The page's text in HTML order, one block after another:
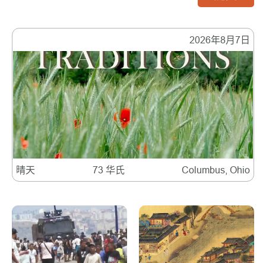
2026年8月7日
晴天 73 华氏 Columbus, Ohio